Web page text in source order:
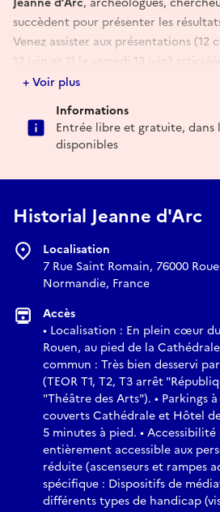
succèdent pour présenter les
Venez assister aux présentations (12
12 juin et 11 le samedi 13 juin)
thématiques
Thème 1 : Nouvelles technologies
territoire
Thème 3 : Du village au fait urbain
Thème 4 : Habitat élitaire et bâti
Thème 5 : Arts du feu et économie
Thème 6 : Monde funéraire et
Retrouvez le programme détaillé
https://www.culture.gouv.fr/regions/
normandie/journees-regionales-de-l-
juin-2026
Infos pratiques
Entrée libre et gratuite, dans la limite
Pour toute question, contactez :
mathilde.dubessy@culture.gouv.fr
+ Voir plus
Informations
Entrée libre et gratuite, dans
disponibles
Historial Jeanne d'Arc
Localisation
7 Rue Saint Romain, 76000
Normandie, France
Accès
• Localisation : En plein cœur
Rouen, au pied de la
commun : Très bien desservi
(TEOR T1, T2, T3 arrêt
"Théâtre des Arts"). • Parkings
couverts Cathédrale et Hôtel
5 minutes à pied. • Accessibilité
entièrement accessible aux
réduite (ascenseurs et rampes
spécifique : Dispositifs de
différents types de handicap